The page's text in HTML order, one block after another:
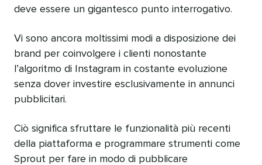
deve essere un gigantesco punto interrogativo.
Vi sono ancora moltissimi modi a disposizione dei
brand per coinvolgere i clienti nonostante
l’algoritmo di Instagram in costante evoluzione
senza dover investire esclusivamente in annunci
pubblicitari.
Ciò significa sfruttare le funzionalità più recenti
della piattaforma e programmare strumenti come
Sprout per fare in modo di pubblicare